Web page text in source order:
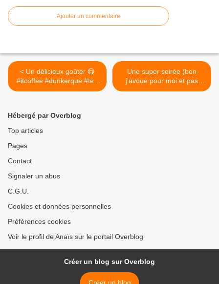
Ajouter un commentaire
< Un délicieux goûter 😋
#itcoffee #dunkerque #tea
#chailatte #lemonpie
Une super soirée (bon
j'avoue pour moi et pas
pour mon cheri 😉) 👍🏼🎼🍻
Hébergé par Overblog
Top articles
Pages
Contact
Signaler un abus
C.G.U.
Cookies et données personnelles
Préférences cookies
Voir le profil de Anaïs sur le portail Overblog
Créer un blog sur Overblog